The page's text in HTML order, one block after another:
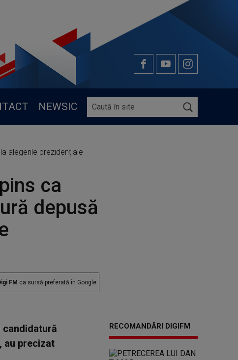
NEWSIC
alegerile prezidenţiale
ca
depusă
FM ca sursă preferată în Google
candidatură
au precizat
RECOMANDĂRI DIGIFM